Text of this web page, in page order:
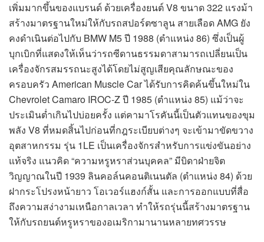
เพิ่มมากขึ้นของแบรนด์ ด้วยเครื่องยนต์ V8 ขนาด 322 แรงม้า
สร้างมาตรฐานใหม่ให้กับรถสปอร์ตซาลูน สายเลือด AMG ยัง
คงดำเนินต่อไปกับ BMW M5 ปี 1988 (ตำแหน่ง 86) ซึ่งเป็นผู้
บุกเบิกที่แสดงให้เห็นว่ารถซีดานธรรมดาสามารถเปลี่ยนเป็น
เครื่องจักรสมรรถนะสูงได้โดยไม่สูญเสียคุณลักษณะของ
ครอบครัว American Muscle Car ได้รับการคิดค้นขึ้นใหม่ใน
Chevrolet Camaro IROC-Z ปี 1985 (ตำแหน่ง 85) แม้ว่าจะ
ประเมินต่ำเกินไปบ่อยครั้ง แต่คามาโรคันนี้เป็นตัวแทนของขุม
พลัง V8 ที่หมดสิ้นไปก่อนที่กฎระเบียบต่างๆ จะเข้ามาขัดขวาง
อุตสาหกรรม รุ่น 1LE เป็นเครื่องจักรสำหรับการแข่งขันอย่าง
แท้จริง แนวคิด “ความหรูหราส่วนบุคคล” มีบิดาฝ่ายจิต
วิญญาณในปี 1939 ลินคอล์นคอนติเนนตัล (ตำแหน่ง 84) ด้วย
ฝากระโปรงหน้ายาว โอเวอร์แฮงก์สั้น และการออกแบบที่สื่อ
ถึงความสง่างามเหนือกาลเวลา ทำให้รถรุ่นนี้สร้างมาตรฐาน
ให้กับรถยนต์หรูหราของอเมริกามานานหลายทศวรรษ